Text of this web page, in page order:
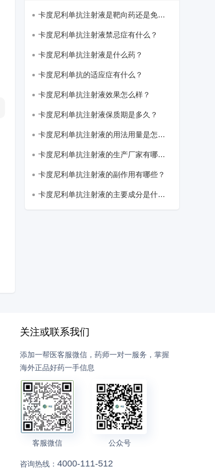
卡度尼利单抗注射液是靶向药还是免疫
药？
卡度尼利单抗注射液禁忌症有什么？
卡度尼利单抗注射液是什么药？
卡度尼利单抗的适应症有什么？
卡度尼利单抗注射液效果怎么样？
卡度尼利单抗注射液保质期是多久？
卡度尼利单抗注射液的用法用量是怎样
的？
卡度尼利单抗注射液的生产厂家有哪
些？
卡度尼利单抗注射液的副作用有哪些？
卡度尼利单抗注射液的主要成分是什
么？
关注或联系我们
添加一帮医客服微信，药师一对一服务，掌握
海外正品好药一手信息
客服微信 公众号
咨询热线： 4000-111-512